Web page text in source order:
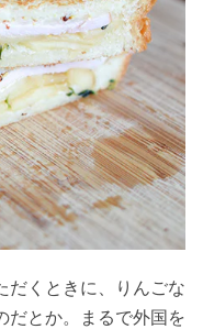
だくときに、りんごな
だとか。まるで外国を